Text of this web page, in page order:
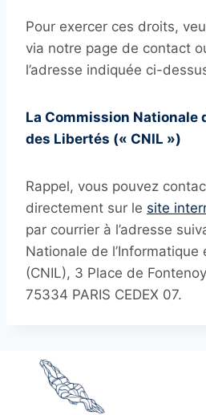
Pour exercer ces droits,
via notre page de contact
l’adresse indiquée ci-
La Commission Nationale
des Libertés (« CNIL »)
Rappel, vous pouvez
directement sur le site
par courrier à l’adresse
Nationale de
(CNIL), 3 Place de
75334 PARIS CEDEX 07.